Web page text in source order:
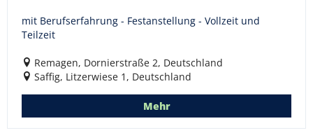
mit Berufserfahrung - Festanstellung - Vollzeit und
Teilzeit
Remagen, Dornierstraße 2, Deutschland
Saffig, Litzerwiese 1, Deutschland
Mehr